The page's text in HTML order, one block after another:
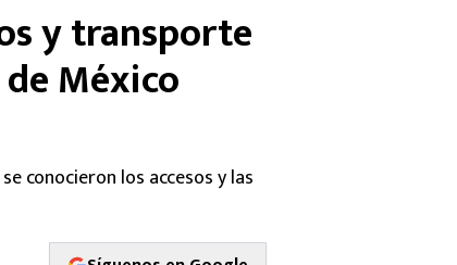
Sergio Ramos
Giorgos Giakoumakis
André Jardine
Boxeo
y transporte
México
conocieron los accesos y las